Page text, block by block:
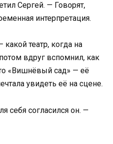
Сергей. — Говорят,
интерпретация.
какой театр, когда на
вдруг вспомнил, как
«Вишнёвый сад» — её
увидеть её на сцене.
себя согласился он. —